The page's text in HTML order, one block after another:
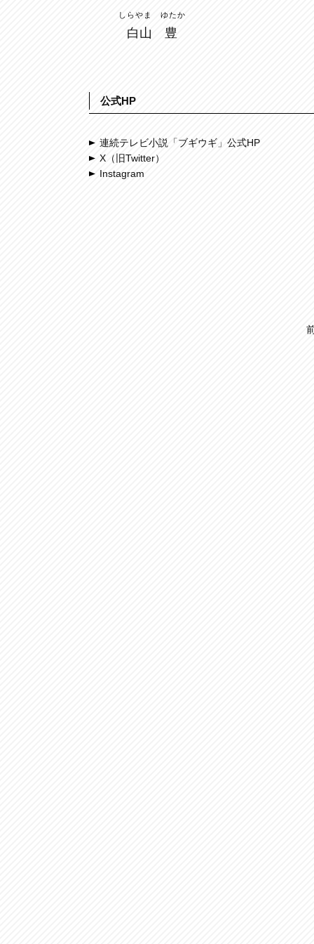
しらやま ゆたか
白山 豊
公式HP
連続テレビ小説「ブギウギ」公式HP
X（旧Twitter）
Instagram